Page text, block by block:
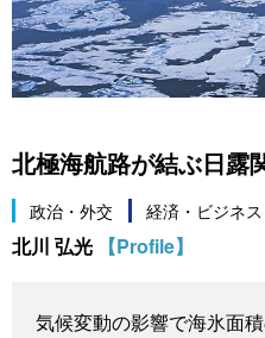
政治・外交
国際
社会
文化
ニュース
アーカイブ
Japan Data
旅と暮らし
動画/Live
国際・海外
社会
暮らし
スポーツ・東京2020
北極海航路が結ぶ日露
政治・外交 経済・ビジネス
北川 弘光 【Profile】
気候変動の影響で海氷面